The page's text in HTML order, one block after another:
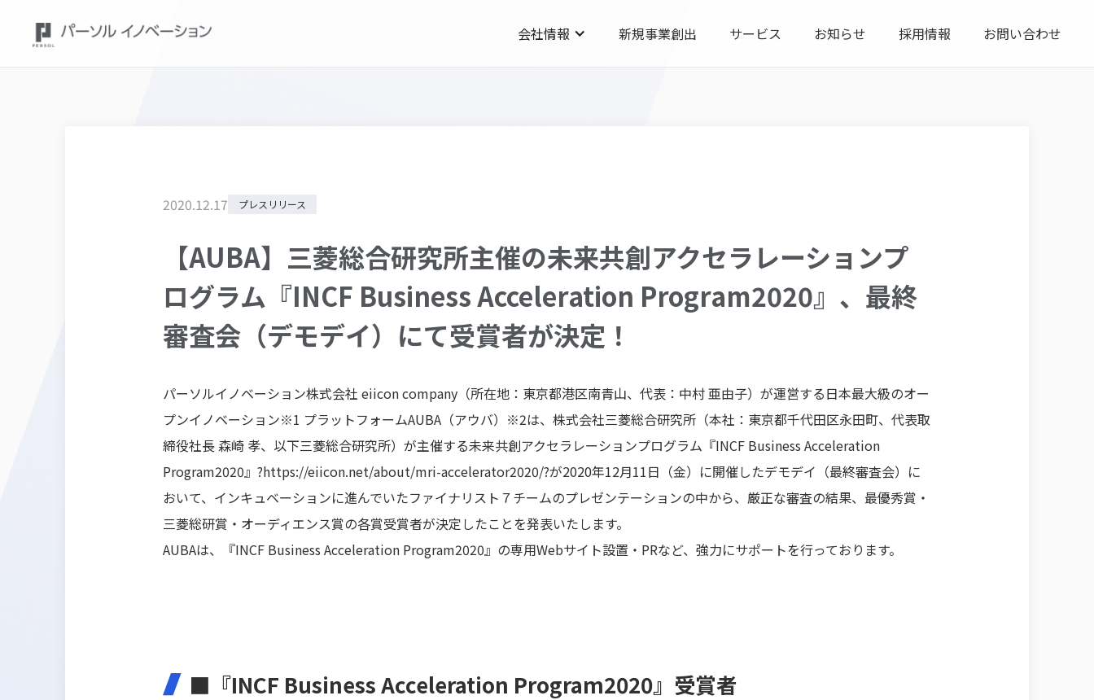
会社情報 新規事業創出 サービス お知らせ 採用情報 お問い合わせ
2020.12.17 プレスリリース
【AUBA】三菱総合研究所主催の未来共創アクセラレーションプ
ログラム『INCF Business Acceleration Program2020』、最終
審査会（デモデイ）にて受賞者が決定！
パーソルイノベーション株式会社 eiicon company（所在地：東京都港区南青山、代表：中村 亜由子）が運営する日本最大級のオー
プンイノベーション※1 プラットフォームAUBA（アウバ）※2は、株式会社三菱総合研究所（本社：東京都千代田区永田町、代表取
締役社長 森崎 孝、以下三菱総合研究所）が主催する未来共創アクセラレーションプログラム『INCF Business Acceleration
Program2020』?https://eiicon.net/about/mri-accelerator2020/?が2020年12月11日（金）に開催したデモデイ（最終審査会）に
おいて、インキュベーションに進んでいたファイナリスト７チームのプレゼンテーションの中から、厳正な審査の結果、最優秀賞・
三菱総研賞・オーディエンス賞の各賞受賞者が決定したことを発表いたします。
AUBAは、『INCF Business Acceleration Program2020』の専用Webサイト設置・PRなど、強力にサポートを行っております。
■『INCF Business Acceleration Program2020』受賞者